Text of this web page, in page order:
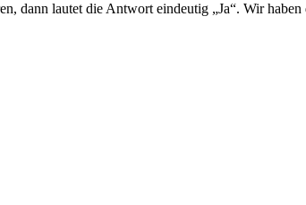
dann lautet die Antwort eindeutig „Ja“. Wir